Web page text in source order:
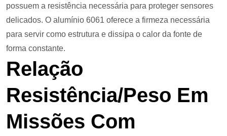
possuem a resistência necessária para proteger sensores
delicados. O alumínio 6061 oferece a firmeza necessária
para servir como estrutura e dissipa o calor da fonte de
forma constante.
Relação
Resistência/peso Em
Missões Com